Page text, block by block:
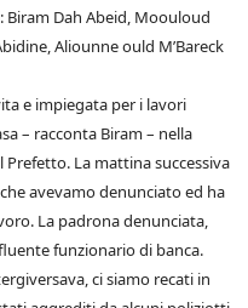
Biram Dah Abeid, Moouloud
Aliounne ould M’Bareck
e impiegata per i lavori
– racconta Biram – nella
La mattina successiva
avevamo denunciato ed ha
La padrona denunciata,
funzionario di banca.
ci siamo recati in